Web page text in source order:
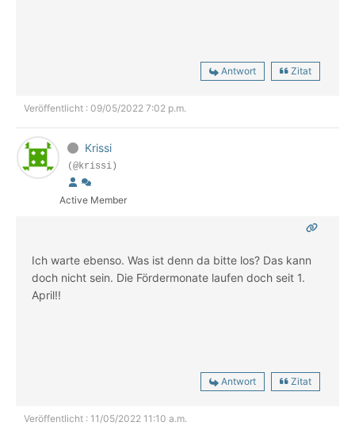
Antwort Zitat
Veröffentlicht : 09/05/2022 7:02 p.m.
Krissi
(@krissi)
Active Member
Ich warte ebenso. Was ist denn da bitte los? Das kann
doch nicht sein. Die Fördermonate laufen doch seit 1.
April!!
Antwort Zitat
Veröffentlicht : 11/05/2022 11:10 a.m.